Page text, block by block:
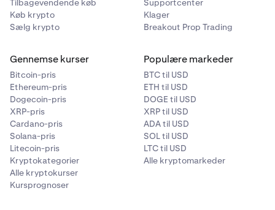
Hvad er forskellene mellem Ledgers og
konto-Ledger og handlerhistorik, lad os se på,
fortolker hver enkelt.
Sådan fortolker du handlerhistorik
Sådan fortolker du Ledgers
•
Er det sikkert at give mine API-nøgler til
tredjepartssoftware?
Tilbagevendende køb
Køb krypto
Sælg krypto
Supportcenter
Klager
Breakout Prop Trading
Gennemse kurser
Bitcoin-pris
Ethereum-pris
Dogecoin-pris
XRP-pris
Cardano-pris
Solana-pris
Litecoin-pris
Kryptokategorier
Alle kryptokurser
Kursprognoser
Populære markeder
BTC til USD
ETH til USD
DOGE til USD
XRP til USD
ADA til USD
SOL til USD
LTC til USD
Alle kryptomarkeder